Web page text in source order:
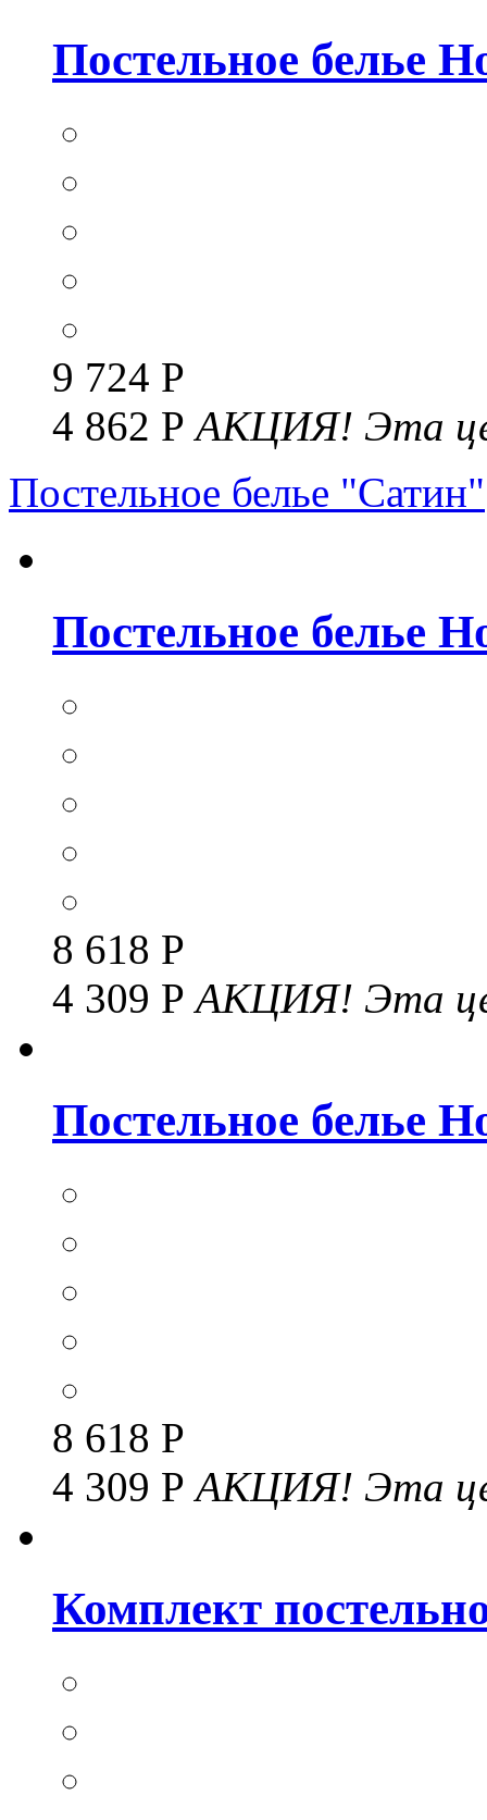
Постельное белье
9 724 Р
4 862 РАКЦИЯ! Эта
Постельное белье "Сатин"
Постельное белье
8 618 Р
4 309 РАКЦИЯ! Эта
Постельное белье
8 618 Р
4 309 РАКЦИЯ! Эта
Комплект